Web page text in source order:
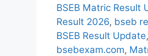
BSEB Matric Result
Result 2026, bseb
BSEB Result Update,
bsebexam.com,